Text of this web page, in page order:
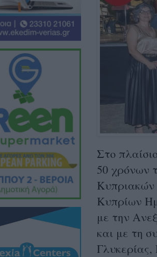
Στο
50 χρόνων
Κυπρίων
με την
και με τη